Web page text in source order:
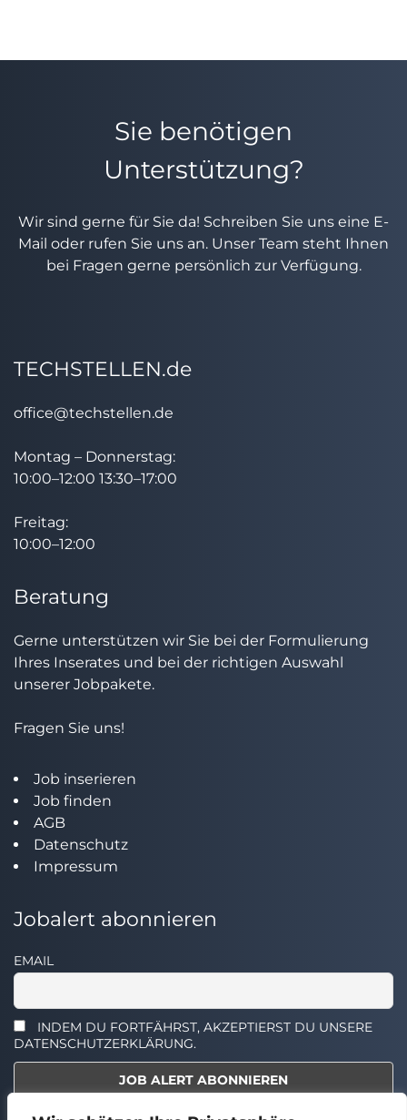
Sie benötigen
Unterstützung?
Wir sind gerne für Sie da! Schreiben Sie uns eine E-
Mail oder rufen Sie uns an. Unser Team steht Ihnen
bei Fragen gerne persönlich zur Verfügung.
TECHSTELLEN.de
office@techstellen.de
Montag – Donnerstag:
10:00–12:00 13:30–17:00
Freitag:
10:00–12:00
Beratung
Gerne unterstützen wir Sie bei der Formulierung
Ihres Inserates und bei der richtigen Auswahl
unserer Jobpakete.
Fragen Sie uns!
Job inserieren
Job finden
AGB
Datenschutz
Impressum
Jobalert abonnieren
EMAIL
INDEM DU FORTFÄHRST, AKZEPTIERST DU UNSERE
DATENSCHUTZERKLÄRUNG.